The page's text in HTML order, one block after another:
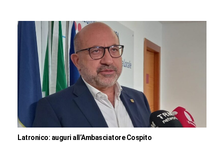
Latronico: auguri all’Ambasciatore Cospito